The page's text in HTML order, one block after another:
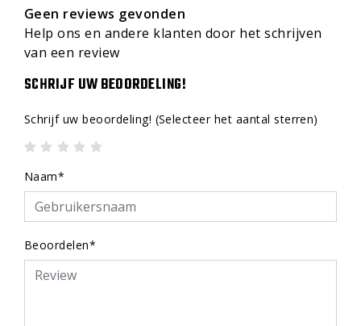
Geen reviews gevonden
Help ons en andere klanten door het schrijven
van een review
SCHRIJF UW BEOORDELING!
Schrijf uw beoordeling! (Selecteer het aantal sterren)
Naam*
Beoordelen*